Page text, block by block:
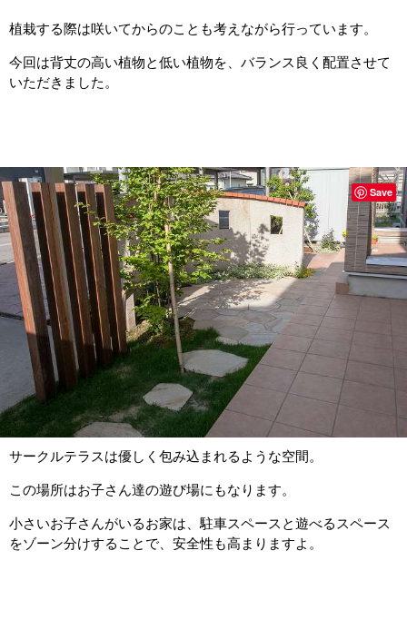
植栽する際は咲いてからのことも考えながら行っています。
今回は背丈の高い植物と低い植物を、バランス良く配置させて
いただきました。
サークルテラスは優しく包み込まれるような空間。
この場所はお子さん達の遊び場にもなります。
小さいお子さんがいるお家は、駐車スペースと遊べるスペース
をゾーン分けすることで、安全性も高まりますよ。
Save